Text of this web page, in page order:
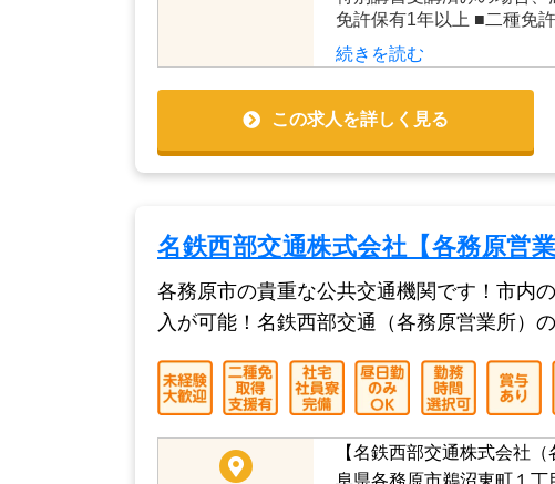
続きを読む
応募資格
■必須条件 ・普通自動車第
方（AT限定可） ■以下、
ばOK ・21歳以上で普通免
特別講習受講済みの場合、
免許保有1年以上 ■二種免
この求人を詳しく見る
名鉄西部交通株式会社【各務原営
各務原市の貴重な公共交通機関です！市内
入が可能！名鉄西部交通（各務原営業所）